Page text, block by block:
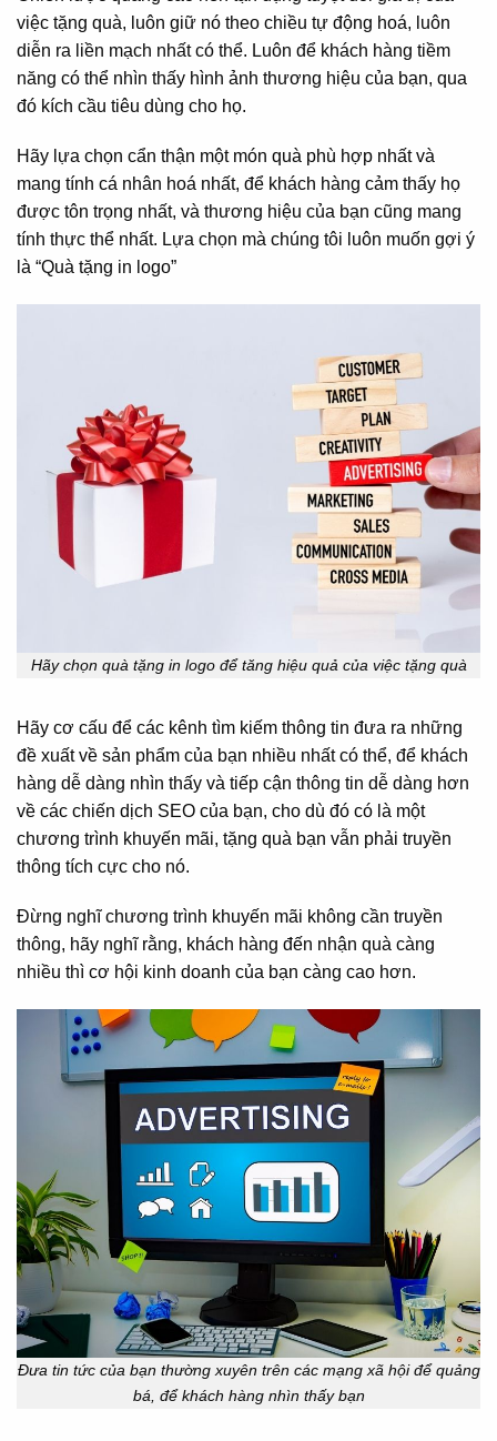
việc tặng quà, luôn giữ nó theo chiều tự động hoá, luôn
diễn ra liền mạch nhất có thể. Luôn để khách hàng tiềm
năng có thể nhìn thấy hình ảnh thương hiệu của bạn, qua
đó kích cầu tiêu dùng cho họ.
Hãy lựa chọn cẩn thận một món quà phù hợp nhất và
mang tính cá nhân hoá nhất, để khách hàng cảm thấy họ
được tôn trọng nhất, và thương hiệu của bạn cũng mang
tính thực thể nhất. Lựa chọn mà chúng tôi luôn muốn gợi ý
là “Quà tặng in logo”
Hãy chọn quà tặng in logo để tăng hiệu quả của việc tặng quà
Hãy cơ cấu để các kênh tìm kiếm thông tin đưa ra những
đề xuất về sản phẩm của bạn nhiều nhất có thể, để khách
hàng dễ dàng nhìn thấy và tiếp cận thông tin dễ dàng hơn
về các chiến dịch SEO của bạn, cho dù đó có là một
chương trình khuyến mãi, tặng quà bạn vẫn phải truyền
thông tích cực cho nó.
Đừng nghĩ chương trình khuyến mãi không cần truyền
thông, hãy nghĩ rằng, khách hàng đến nhận quà càng
nhiều thì cơ hội kinh doanh của bạn càng cao hơn.
Đưa tin tức của bạn thường xuyên trên các mạng xã hội để quảng
bá, để khách hàng nhìn thấy bạn